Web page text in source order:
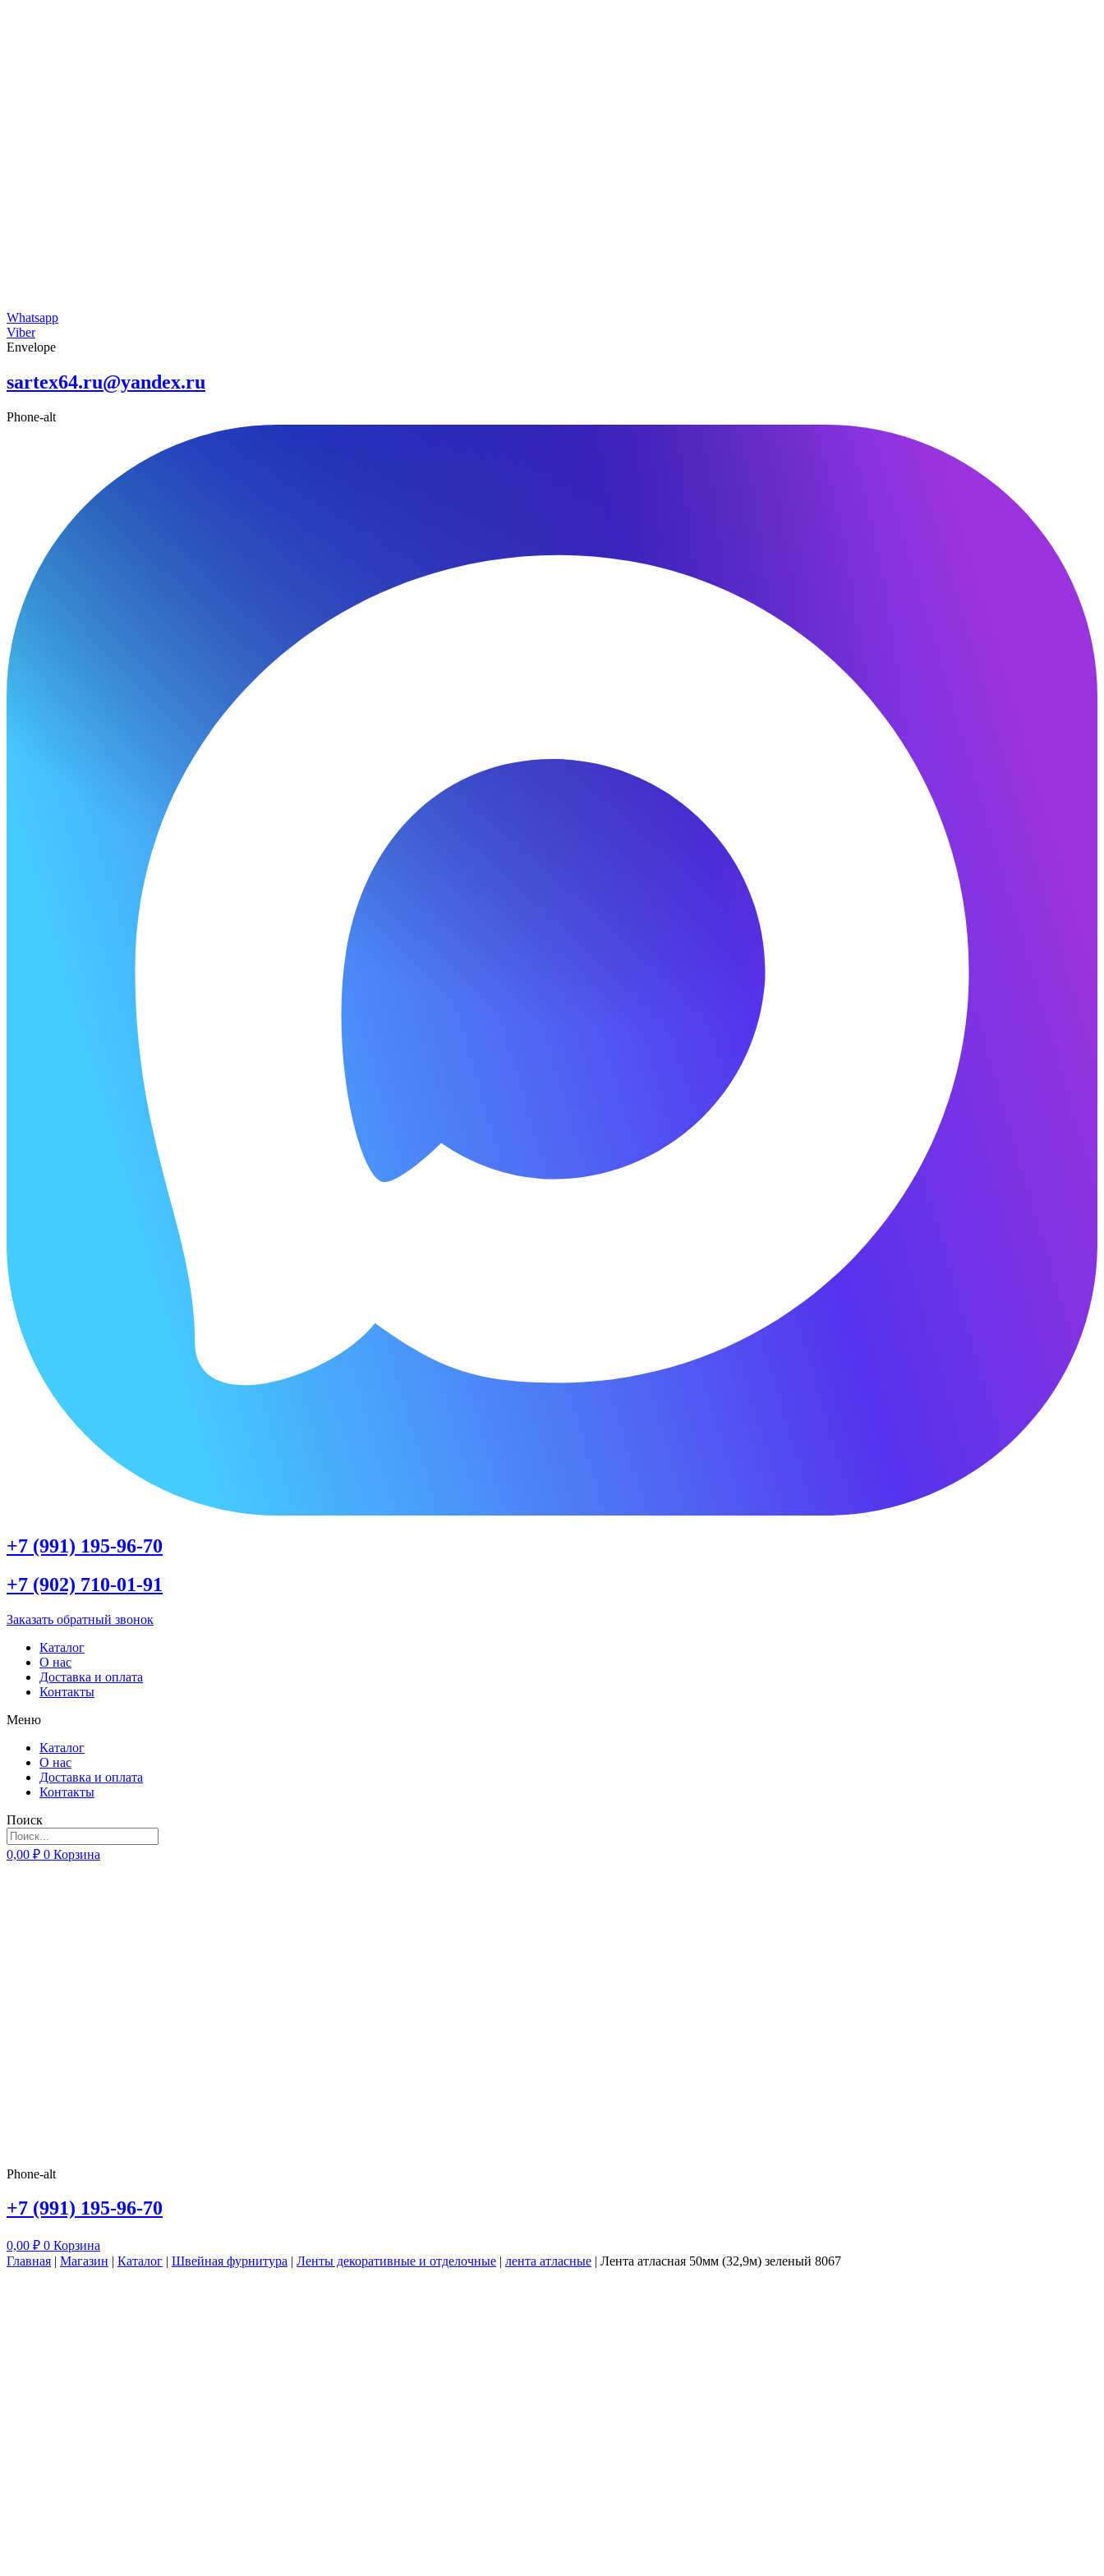
Whatsapp
Viber
Envelope
sartex64.ru@yandex.ru
Phone-alt
+7 (991) 195-96-70
+7 (902) 710-01-91
Заказать обратный звонок
Каталог
О нас
Доставка и оплата
Контакты
Меню
Каталог
О нас
Доставка и оплата
Контакты
Поиск
0,00 ₽ 0 Корзина
Phone-alt
+7 (991) 195-96-70
0,00 ₽ 0 Корзина
Главная | Магазин | Каталог | Швейная фурнитура | Ленты декоративные и отделочные | лента атласные | Лента атласная 50мм (32,9м) зеленый 8067